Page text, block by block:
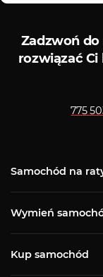
Zadzwoń do
rozwiązać Ci
775
Samochód na
Wymień
Kup samochód